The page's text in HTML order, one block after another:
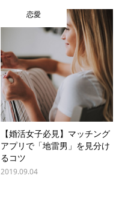
恋愛
【婚活女子必見】マッチング
アプリで「地雷男」を見分け
るコツ
2019.09.04